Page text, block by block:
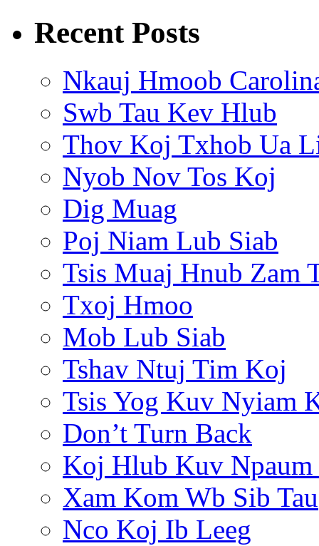
Recent Posts
Nkauj Hmoob
Swb Tau Kev Hlub
Thov Koj Txhob Ua
Nyob Nov Tos Koj
Dig Muag
Poj Niam Lub Siab
Tsis Muaj Hnub Zam
Txoj Hmoo
Mob Lub Siab
Tshav Ntuj Tim Koj
Tsis Yog Kuv Nyiam
Don’t Turn Back
Koj Hlub Kuv Npaum
Xam Kom Wb Sib Tau
Nco Koj Ib Leeg